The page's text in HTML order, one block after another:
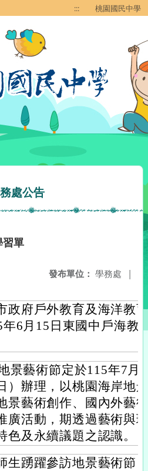
::: 桃園國民中學
處公告
習單
發布單位： 學務處 |
政府戶外教育及海洋教
年6月15日東國中戶海教
景藝術節定於115年7月
）辦理，以桃園海岸地
景藝術創作、國內外藝
廣活動，期透過藝術與
色及永續議題之認識。
生踴躍參訪地景藝術節